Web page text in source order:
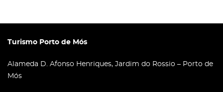
Turismo Porto de Mós
Alameda D. Afonso Henriques, Jardim do Rossio – Porto de
Mós